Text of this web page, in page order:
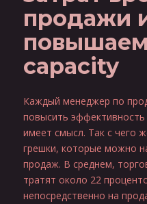
продажи
capacity
Каждый менеджер по
повысить
имеет смысл. Так с чего
грешки, которые можно
продаж. В среднем,
тратят около 22
непосредственно на